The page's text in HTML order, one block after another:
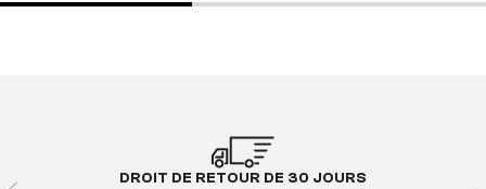
DROIT DE RETOUR DE 30 JOURS